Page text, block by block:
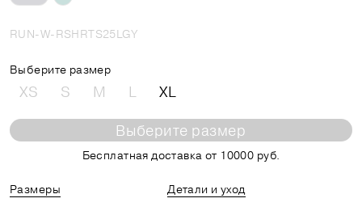
RUN-W-RSHRTS25LGY
Выберите размер
XS S M L XL
Выберите размер
Бесплатная доставка от 10000 руб.
Размеры
Детали и уход